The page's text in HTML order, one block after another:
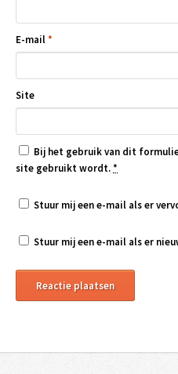
E-mail*
Site
Bij het gebruik van dit
site gebruikt wordt.*
Stuur mij een e-mail als er
Stuur mij een e-mail als er